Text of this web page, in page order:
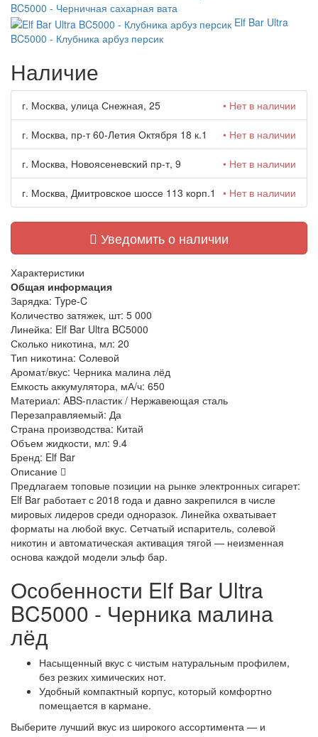
BC5000 - Черничная сахарная вата
Elf Bar Ultra
BC5000 - Клубника арбуз персик
Наличие
г. Москва, улица Снежная, 25 • Нет в наличии
г. Москва, пр-т 60-Летия Октября 18 к.1 • Нет в наличии
г. Москва, Новоясеневский пр-т, 9 • Нет в наличии
г. Москва, Дмитровское шоссе 113 корп.1 • Нет в наличии
Уведомить о наличии
Характеристики
Общая информация
Зарядка: Type-C
Количество затяжек, шт: 5 000
Линейка: Elf Bar Ultra BC5000
Сколько никотина, мл: 20
Тип никотина: Солевой
Аромат/вкус: Черника малина лёд
Емкость аккумулятора, мА/ч: 650
Материал: ABS-пластик / Нержавеющая сталь
Перезаправляемый: Да
Страна производства: Китай
Объем жидкости, мл: 9.4
Бренд: Elf Bar
Описание
Предлагаем топовые позиции на рынке электронных сигарет:
Elf Bar работает с 2018 года и давно закрепился в числе
мировых лидеров среди одноразок. Линейка охватывает
форматы на любой вкус. Сетчатый испаритель, солевой
никотин и автоматическая активация тягой — неизменная
основа каждой модели эльф бар.
Особенности Elf Bar Ultra
BC5000 - Черника малина
лёд
Насыщенный вкус с чистым натуральным профилем,
без резких химических нот.
Удобный компактный корпус, который комфортно
помещается в кармане.
Выберите лучший вкус из широкого ассортимента — и